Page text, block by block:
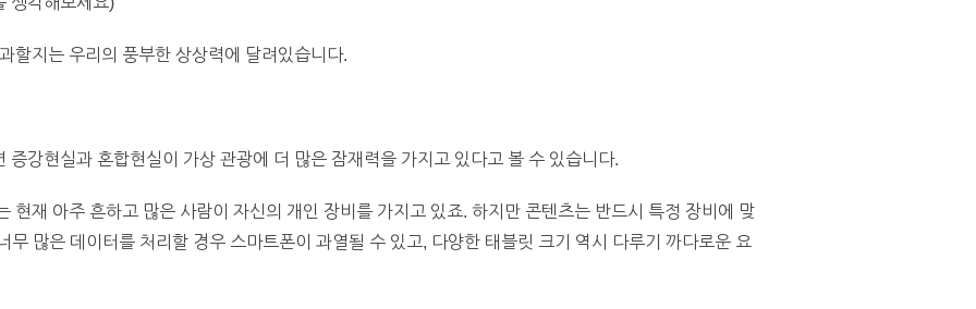
할지는 우리의 풍부한 상상력에 달려있습니다.
증강현실과 혼합현실이 가상 관광에 더 많은 잠재력을 가지고 있다고 볼 수 있습니다.
현재 아주 흔하고 많은 사람이 자신의 개인 장비를 가지고 있죠. 하지만 콘텐츠는 반드시 특정 장비에 맞
많은 데이터를 처리할 경우 스마트폰이 과열될 수 있고, 다양한 태블릿 크기 역시 다루기 까다로운 요